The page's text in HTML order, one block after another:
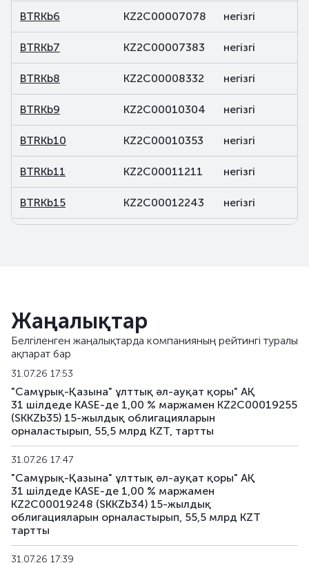
BTRKb6 KZ2C00007078 негізгі
BTRKb7 KZ2C00007383 негізгі
BTRKb8 KZ2C00008332 негізгі
BTRKb9 KZ2C00010304 негізгі
BTRKb10 KZ2C00010353 негізгі
BTRKb11 KZ2C00011211 негізгі
BTRKb15 KZ2C00012243 негізгі
BTRKb23 KZ2C00013928
BTRKb24
BTRKb26 KZ2C00014041 негізгі
BTRKb28 KZ2C00016160
BTRKb29 KZ2C00015485 негізгі
BTRKb30 KZ2C00017820 негізгі
BTRKb31 KZ2C00017903 негізгі
BTRKb32 KZ2C00017911 негізгі
Жаңалықтар
Белгіленген жаңалықтарда компанияның рейтингі туралы
ақпарат бар
31.07.26 17:53
"Самұрық-Қазына" ұлттық әл-ауқат қоры" АҚ
31 шілдеде KASE-де 1,00 % маржамен KZ2C00019255
(SKKZb35) 15-жылдық облигацияларын
орналастырып, 55,5 млрд KZT, тартты
31.07.26 17:47
"Самұрық-Қазына" ұлттық әл-ауқат қоры" АҚ
31 шілдеде KASE-де 1,00 % маржамен
KZ2C00019248 (SKKZb34) 15-жылдық
облигацияларын орналастырып, 55,5 млрд KZT
тартты
31.07.26 17:39